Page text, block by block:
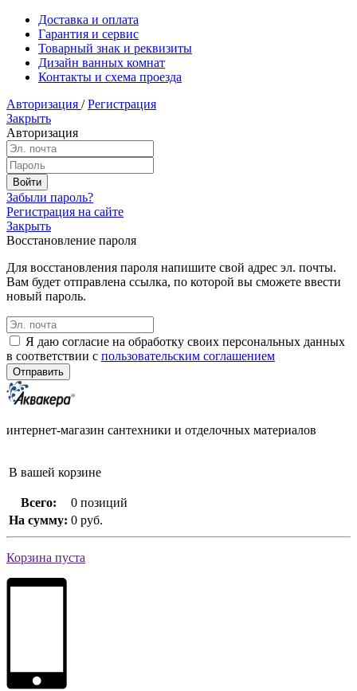
Доставка и оплата
Гарантия и сервис
Товарный знак и реквизиты
Дизайн ванных комнат
Контакты и схема проезда
Авторизация / Регистрация
Закрыть
Авторизация
Забыли пароль?
Регистрация на сайте
Закрыть
Восстановление пароля
Для восстановления пароля напишите свой адрес эл. почты.
Вам будет отправлена ссылка, по которой вы сможете ввести
новый пароль.
Я даю согласие на обработку своих персональных данных
в соответствии с пользовательским соглашением
интернет-магазин сантехники и отделочных материалов
В вашей корзине
Всего:
0 позиций
На сумму: 0 руб.
Корзина пуста